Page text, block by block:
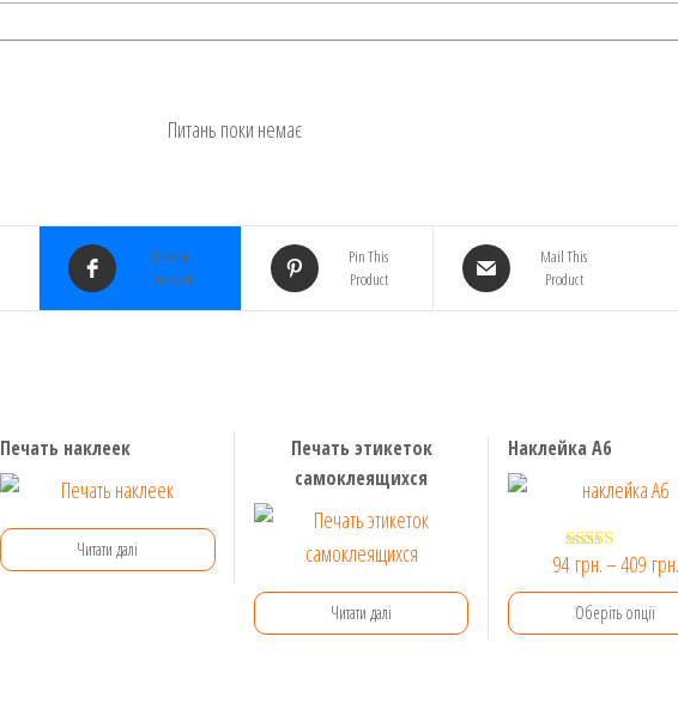
Питань поки немає
Share on
Facebook
Pin This
Product
Mail This
Product
Печать наклеек
Читати далі
Печать этикеток
самоклеящихся
Читати далі
Наклейка А6
Оцінено в
з 5
94 грн.–409 грн.
Оберіть опції